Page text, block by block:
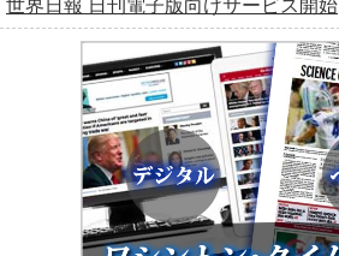
世界日報 日刊電子版向けサービス開始